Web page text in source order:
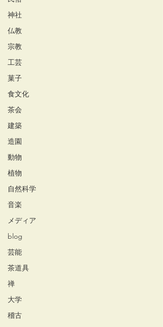
神社
仏教
宗教
工芸
菓子
食文化
茶会
建築
造園
動物
植物
自然科学
音楽
メディア
blog
芸能
茶道具
禅
大学
稽古